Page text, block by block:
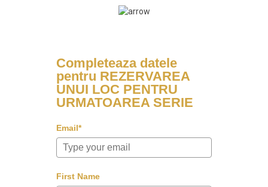
Completeaza datele
pentru REZERVAREA
UNUI LOC PENTRU
URMATOAREA SERIE
Email*
First Name